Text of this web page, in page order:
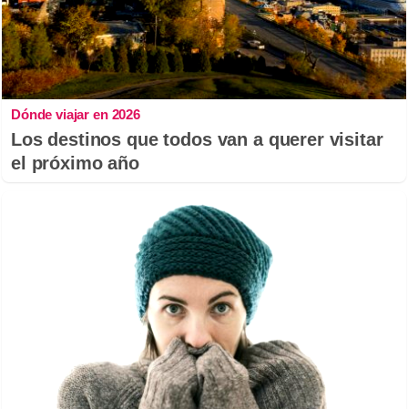
Dónde viajar en 2026
Los destinos que todos van a querer visitar
el próximo año